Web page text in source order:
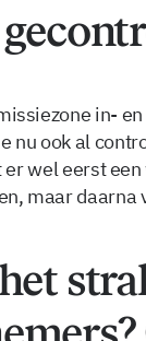
in-
nu ook al
wel eerst
maar daarna